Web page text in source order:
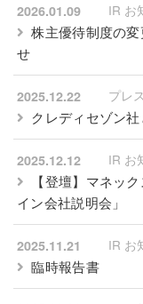
2026.01.09 IR お
株主優待制度の
せ
2025.12.22 プレ
クレディセゾン
2025.12.12 IR お
【登壇】マネッ
イン会社説明会」
2025.11.21 IR お
臨時報告書